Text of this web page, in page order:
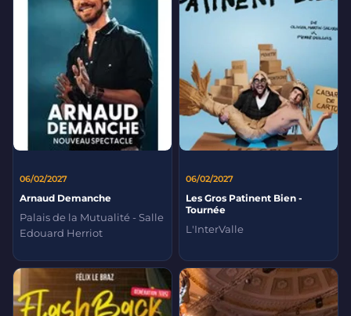
06/02/2027
Arnaud Demanche
Palais de la Mutualité - Salle
Edouard Herriot
06/02/2027
Les Gros Patinent Bien -
Tournée
L'InterValle